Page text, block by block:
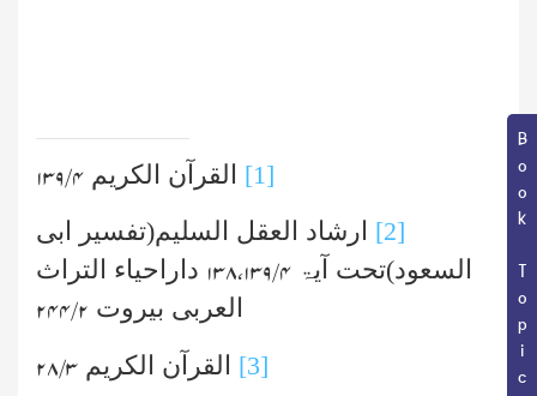
Book Topic
[1] القرآن الکریم ۴/ ۱۳۹
[2] ارشاد العقل السلیم(تفسیر ابی
السعود)تحت آیۃ ۴/ ۱۳۸،۱۳۹
داراحیاء التراث
العربی بیروت ۲/ ۲۴۴
[3] القرآن الکریم ۳/ ۲۸